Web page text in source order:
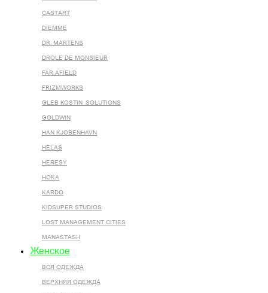
CASTART
DIEMME
DR. MARTENS
DROLE DE MONSIEUR
FAR AFIELD
FRIZMWORKS
GLEB KOSTIN .SOLUTIONS
GOLDWIN
HAN KJOBENHAVN
HELAS
HERESY
HOKA
KARDO
KIDSUPER STUDIOS
LOST MANAGEMENT CITIES
MANASTASH
Женское
ВСЯ ОДЕЖДА
ВЕРХНЯЯ ОДЕЖДА